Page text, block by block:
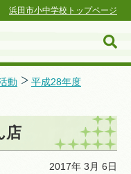
浜田市小中学校トップページ
動
平成28年度
店
2017年 3月 6日